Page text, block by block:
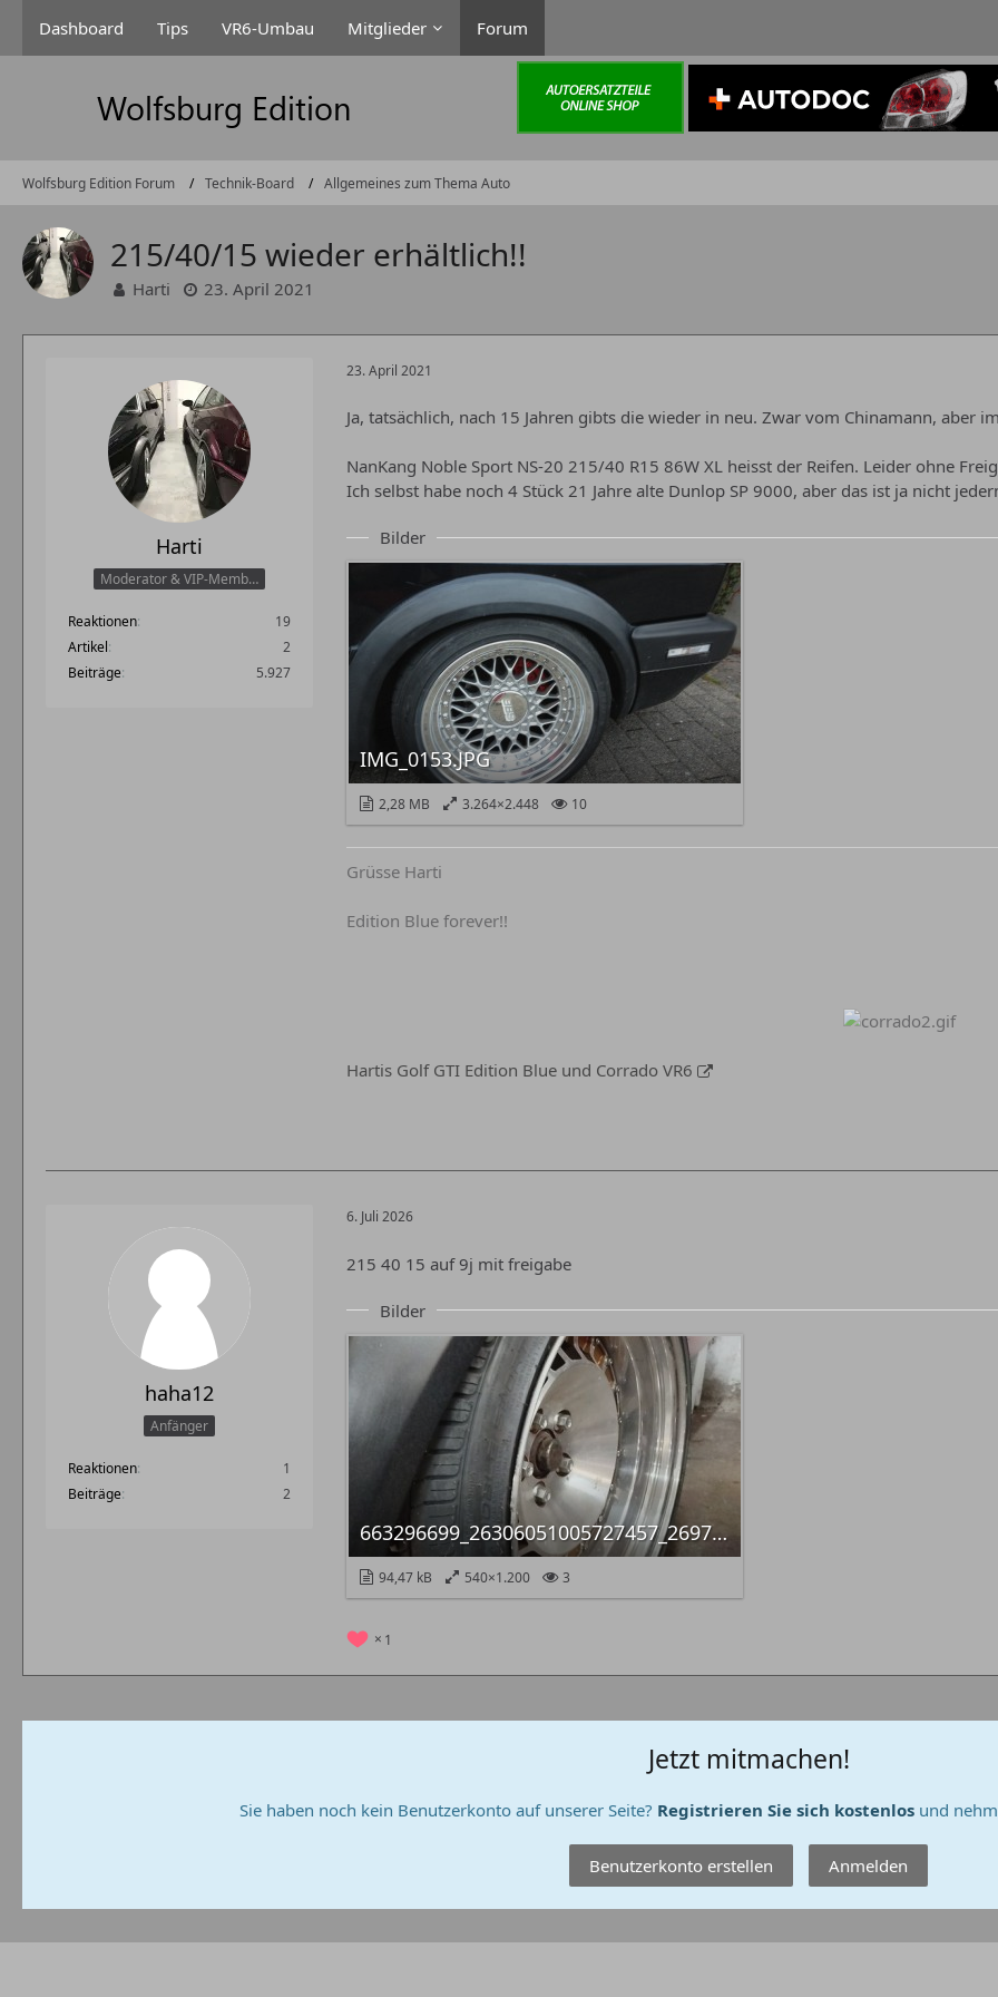
Dashboard Tips VR6-Umbau Mitglieder Forum
Wolfsburg Edition Forum Technik-Board Allgemeines zum Thema Auto
215/40/15 wieder erhältlich!!
Harti 23. April 2021
Harti
Moderator & VIP-Member
Reaktionen
19
Artikel
2
Beiträge
5.927
23. April 2021
Ja, tatsächlich, nach 15 Jahren gibts die wieder in neu. Zwar vom Chinamann, aber
NanKang Noble Sport NS-20 215/40 R15 86W XL heisst der Reifen. Leider ohne
Ich selbst habe noch 4 Stück 21 Jahre alte Dunlop SP 9000, aber das ist ja nicht
Bilder
IMG_0153.JPG
2,28 MB 3.264×2.448 10
Grüsse Harti
Edition Blue forever!!
Hartis Golf GTI Edition Blue und Corrado VR6
haha12
Anfänger
Reaktionen
1
Beiträge
2
6. Juli 2026
215 40 15 auf 9j mit freigabe
Bilder
663296699_26306051005727457_2697663297522820120_n.jpg
94,47 kB 540×1.200 3
1
Jetzt mitmachen!
Sie haben noch kein Benutzerkonto auf unserer Seite? Registrieren Sie sich kostenlos und
Benutzerkonto erstellen Anmelden